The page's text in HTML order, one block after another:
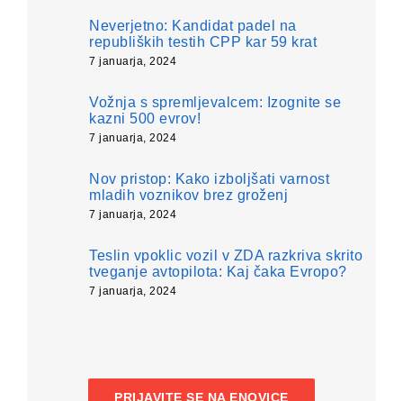
Neverjetno: Kandidat padel na
republiških testih CPP kar 59 krat
7 januarja, 2024
Vožnja s spremljevalcem: Izognite se
kazni 500 evrov!
7 januarja, 2024
Nov pristop: Kako izboljšati varnost
mladih voznikov brez groženj
7 januarja, 2024
Teslin vpoklic vozil v ZDA razkriva skrito
tveganje avtopilota: Kaj čaka Evropo?
7 januarja, 2024
PRIJAVITE SE NA ENOVICE